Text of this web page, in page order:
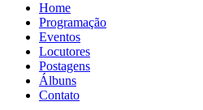
Home
Programação
Eventos
Locutores
Postagens
Álbuns
Contato